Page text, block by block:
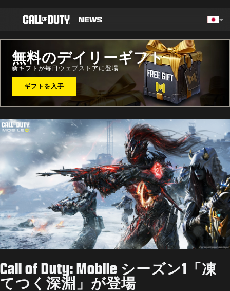
ブログ
パッチノート
ゲーム
ニュース
STORE
ESPORTS
サポート
ログイン|サインアップ
無料のデイリーギフト
新ギフトが毎日ウェブストアに登場
ギフトを入手
Call of Duty: Mobile シーズン1「凍
てつく深淵」が登場